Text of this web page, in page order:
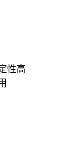
性高